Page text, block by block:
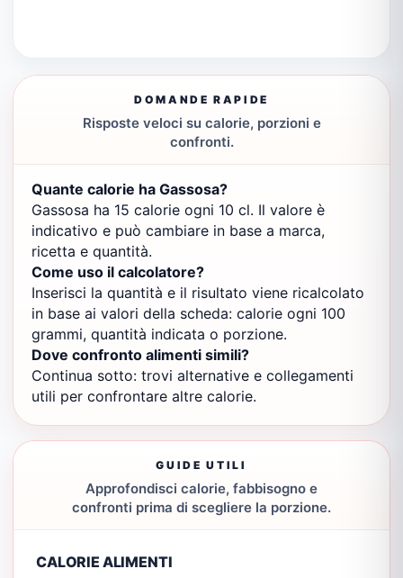
DOMANDE RAPIDE
Risposte veloci su calorie, porzioni e
confronti.
Quante calorie ha Gassosa?
Gassosa ha 15 calorie ogni 10 cl. Il valore è
indicativo e può cambiare in base a marca,
ricetta e quantità.
Come uso il calcolatore?
Inserisci la quantità e il risultato viene ricalcolato
in base ai valori della scheda: calorie ogni 100
grammi, quantità indicata o porzione.
Dove confronto alimenti simili?
Continua sotto: trovi alternative e collegamenti
utili per confrontare altre calorie.
GUIDE UTILI
Approfondisci calorie, fabbisogno e
confronti prima di scegliere la porzione.
CALORIE ALIMENTI